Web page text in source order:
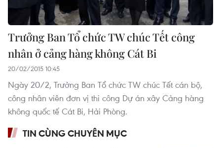
Trưởng Ban Tổ chức TW chúc Tết công
nhân ở cảng hàng không Cát Bi
20/02/2015 10:45
Ngày 20/2, Trưởng Ban Tổ chức TW chúc Tết cán bộ,
công nhân viên đơn vị thi công Dự án xây Cảng hàng
không quốc tế Cát Bi, Hải Phòng.
TIN CÙNG CHUYÊN MỤC